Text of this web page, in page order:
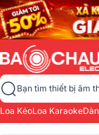
Bạn tìm thiết bị âm
Loa KéoLoa Karaoke